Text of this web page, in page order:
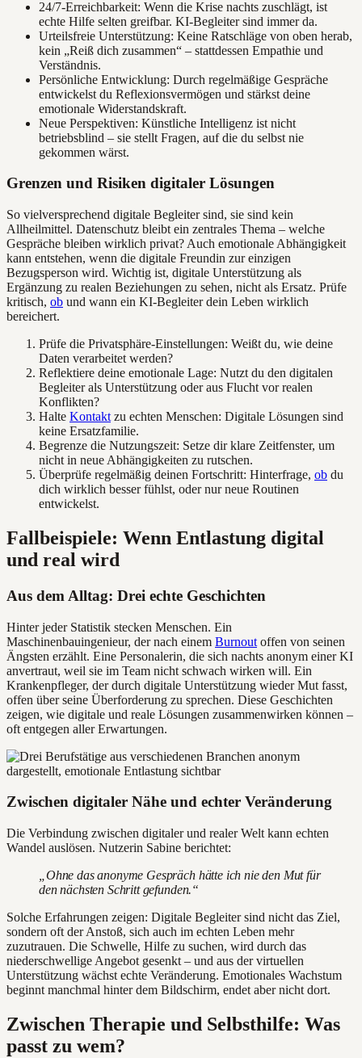
24/7-Erreichbarkeit: Wenn die Krise nachts zuschlägt, ist
echte Hilfe selten greifbar. KI-Begleiter sind immer da.
Urteilsfreie Unterstützung: Keine Ratschläge von oben herab,
kein „Reiß dich zusammen“ – stattdessen Empathie und
Verständnis.
Persönliche Entwicklung: Durch regelmäßige Gespräche
entwickelst du Reflexionsvermögen und stärkst deine
emotionale Widerstandskraft.
Neue Perspektiven: Künstliche Intelligenz ist nicht
betriebsblind – sie stellt Fragen, auf die du selbst nie
gekommen wärst.
Grenzen und Risiken digitaler Lösungen
So vielversprechend digitale Begleiter sind, sie sind kein
Allheilmittel. Datenschutz bleibt ein zentrales Thema – welche
Gespräche bleiben wirklich privat? Auch emotionale Abhängigkeit
kann entstehen, wenn die digitale Freundin zur einzigen
Bezugsperson wird. Wichtig ist, digitale Unterstützung als
Ergänzung zu realen Beziehungen zu sehen, nicht als Ersatz. Prüfe
kritisch, ob und wann ein KI-Begleiter dein Leben wirklich
bereichert.
Prüfe die Privatsphäre-Einstellungen: Weißt du, wie deine
Daten verarbeitet werden?
Reflektiere deine emotionale Lage: Nutzt du den digitalen
Begleiter als Unterstützung oder aus Flucht vor realen
Konflikten?
Halte Kontakt zu echten Menschen: Digitale Lösungen sind
keine Ersatzfamilie.
Begrenze die Nutzungszeit: Setze dir klare Zeitfenster, um
nicht in neue Abhängigkeiten zu rutschen.
Überprüfe regelmäßig deinen Fortschritt: Hinterfrage, ob du
dich wirklich besser fühlst, oder nur neue Routinen
entwickelst.
Fallbeispiele: Wenn Entlastung digital
und real wird
Aus dem Alltag: Drei echte Geschichten
Hinter jeder Statistik stecken Menschen. Ein
Maschinenbauingenieur, der nach einem Burnout offen von seinen
Ängsten erzählt. Eine Personalerin, die sich nachts anonym einer KI
anvertraut, weil sie im Team nicht schwach wirken will. Ein
Krankenpfleger, der durch digitale Unterstützung wieder Mut fasst,
offen über seine Überforderung zu sprechen. Diese Geschichten
zeigen, wie digitale und reale Lösungen zusammenwirken können –
oft entgegen aller Erwartungen.
Zwischen digitaler Nähe und echter Veränderung
Die Verbindung zwischen digitaler und realer Welt kann echten
Wandel auslösen. Nutzerin Sabine berichtet:
„Ohne das anonyme Gespräch hätte ich nie den Mut für
den nächsten Schritt gefunden.“
Solche Erfahrungen zeigen: Digitale Begleiter sind nicht das Ziel,
sondern oft der Anstoß, sich auch im echten Leben mehr
zuzutrauen. Die Schwelle, Hilfe zu suchen, wird durch das
niederschwellige Angebot gesenkt – und aus der virtuellen
Unterstützung wächst echte Veränderung. Emotionales Wachstum
beginnt manchmal hinter dem Bildschirm, endet aber nicht dort.
Zwischen Therapie und Selbsthilfe: Was
passt zu wem?